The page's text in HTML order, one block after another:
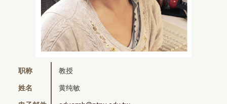
职称 教授
姓名 黄纯敏